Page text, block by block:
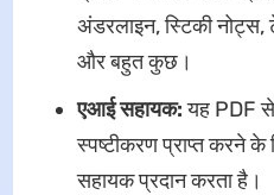
अंडरलाइन, स्टिकी
और बहुत कुछ।
एआई सहायक:यह PDF
स्पष्टीकरण प्राप्त करने
सहायक प्रदान करता है।